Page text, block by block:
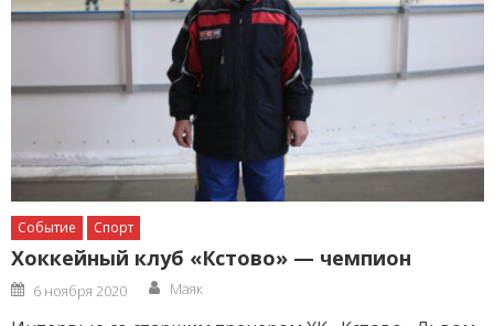
Событие Спорт
Хоккейный клуб «Кстово» — чемпион
Posted
on
6 ноября 2020 Author
Маяк